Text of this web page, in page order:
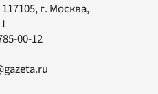
117105, г. Москва,
00-12